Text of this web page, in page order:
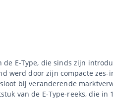
E-Type, die sinds zijn
werd door zijn compacte
bij veranderende
van de E-Type-reeks, die in